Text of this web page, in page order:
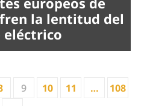
la lentitud del
eléctrico
9 10 11 …
108